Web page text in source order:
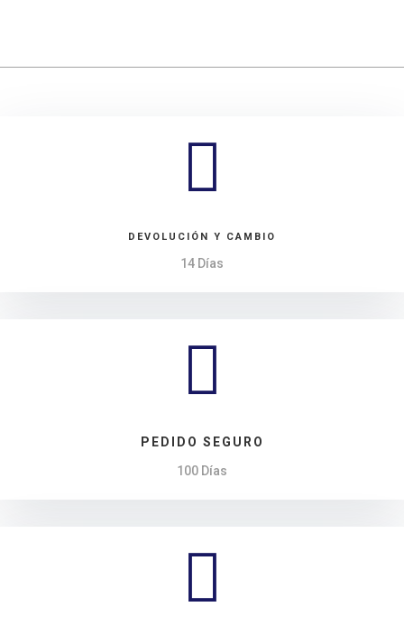

DEVOLUCIÓN Y CAMBIO
14 Días

PEDIDO SEGURO
100 Días
